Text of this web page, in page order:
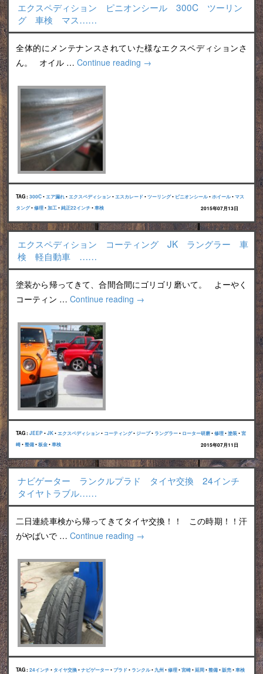
エクスペディション ピニオンシール 300C ツーリン
グ 車検 マス……
全体的にメンテナンスされていた様なエクスペディションさ
ん。 オイル … Continue reading →
TAG : 300C•エア漏れ•エクスペディション•エスカレード•ツーリング• ピニオンシール•ホイール•マス
タング•修理•加工•純正22インチ•車検 2015年07月13日
エクスペディション コーティング JK ラングラー 車
検 軽自動車 ……
塗装から帰ってきて、合間合間にゴリゴリ磨いて。 よーやく
コーティン … Continue reading →
TAG : JEEP•JK•エクスペディション• コーティング• ジープ• ラングラー• ローター研磨•修理•塗装•宮
崎•整備•板金•車検 2015年07月11日
ナビゲーター ランクルプラド タイヤ交換 24インチ
タイヤトラブル……
二日連続車検から帰ってきてタイヤ交換！！ この時期！！汗
がやばいで … Continue reading →
TAG : 24インチ• タイヤ交換•ナビゲーター•プラド• ランクル•九州•修理•宮崎•延岡•整備•販売•車検